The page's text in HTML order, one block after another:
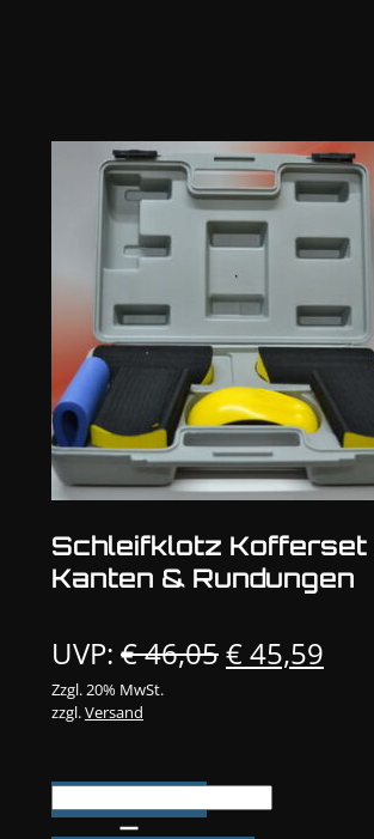
Schleifklotz
Kanten & Rundungen
UVP: €46,05
€ 46,05
€45,59
Zzgl. 20% MwSt.
zzgl.Versand
Schleifklotz
Kofferset